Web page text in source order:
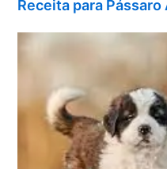
Receita para